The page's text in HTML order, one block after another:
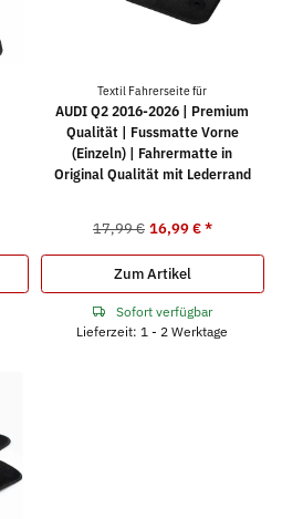
Textil Fahrerseite für
AUDI Q2 2016-2026 | Premium
Qualität | Fussmatte Vorne
(Einzeln) | Fahrermatte in
Original Qualität mit Lederrand
17,99 € 16,99 €*
Zum Artikel
Sofort verfügbar
Lieferzeit: 1 - 2 Werktage